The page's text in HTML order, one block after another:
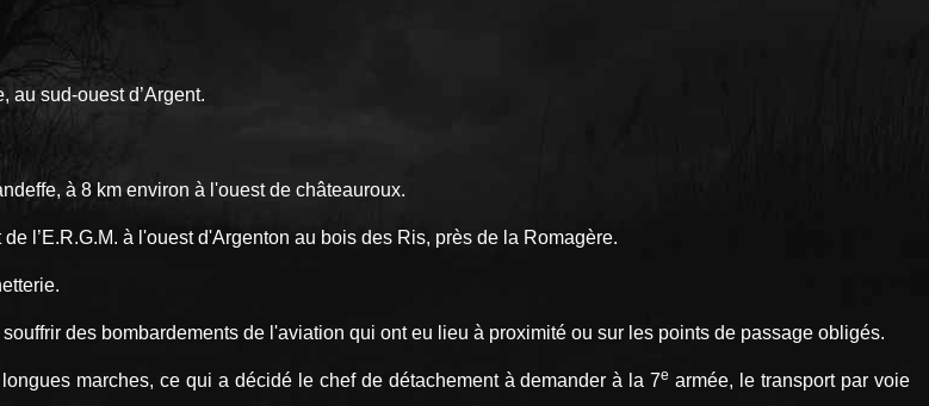
au sud-ouest d’Argent.
à 8 km environ à l'ouest de châteauroux.
l’E.R.G.M. à l'ouest d'Argenton au bois des Ris, près de la Romagère.
des bombardements de l'aviation qui ont eu lieu à proximité ou sur les points de passage obligés.
marches, ce qui a décidé le chef de détachement à demander à la 7e armée, le transport par voie